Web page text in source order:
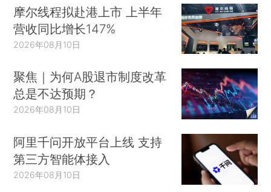
摩尔线程拟赴港上市 上半年
营收同比增长147%
2026年08月10日
聚焦｜为何A股退市制度改革
总是不达预期？
2026年08月10日
阿里千问开放平台上线 支持
第三方智能体接入
2026年08月10日